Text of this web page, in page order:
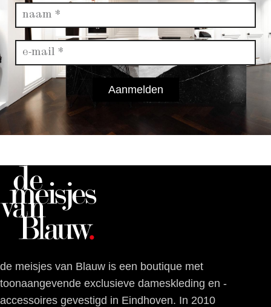
Aanmelden
de meisjes van Blauw is een boutique met
toonaangevende exclusieve dameskleding en -
accessoires gevestigd in Eindhoven. In 2010